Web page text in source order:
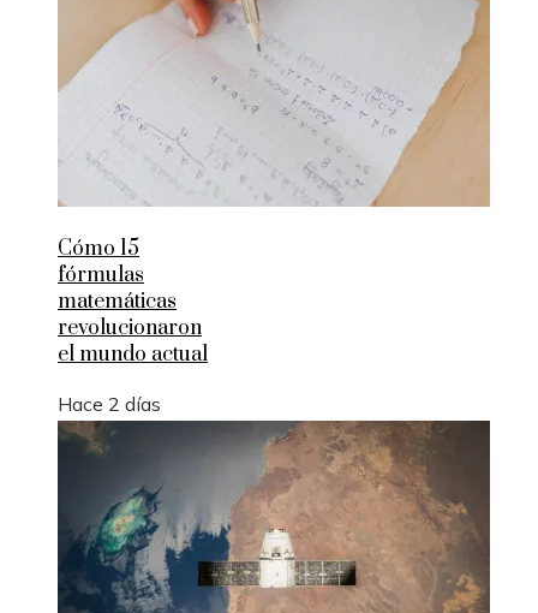
Cómo 15
fórmulas
matemáticas
revolucionaron
el mundo actual
Hace 2 días